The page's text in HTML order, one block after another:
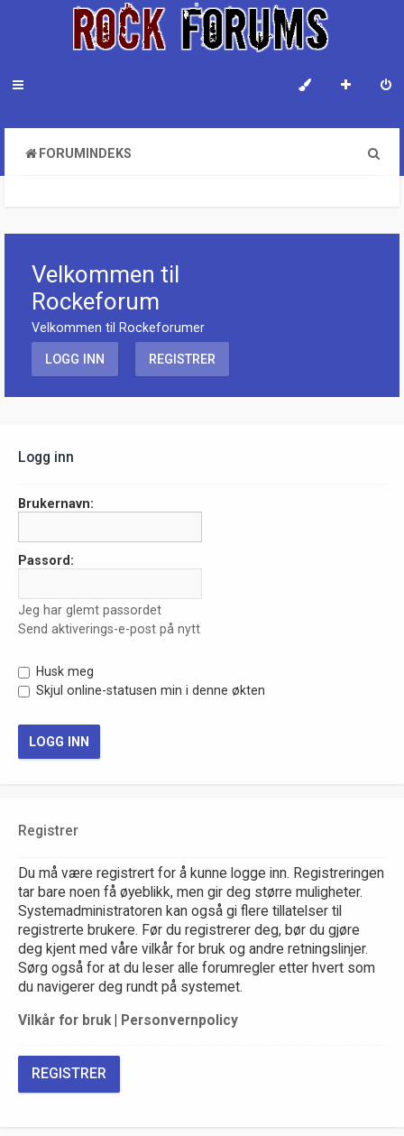
FORUMINDEKS
Velkommen til
Rockeforum
Velkommen til Rockeforumer
LOGG INN REGISTRER
Logg inn
Brukernavn:
Passord:
Jeg har glemt passordet
Send aktiverings-e-post på nytt
Husk meg
Skjul online-statusen min i denne økten
Registrer
Du må være registrert for å kunne logge inn. Registreringen
tar bare noen få øyeblikk, men gir deg større muligheter.
Systemadministratoren kan også gi flere tillatelser til
registrerte brukere. Før du registrerer deg, bør du gjøre
deg kjent med våre vilkår for bruk og andre retningslinjer.
Sørg også for at du leser alle forumregler etter hvert som
du navigerer deg rundt på systemet.
Vilkår for bruk| Personvernpolicy
REGISTRER